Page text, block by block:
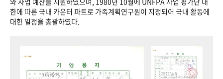
한에 따른 국내 카운터 파트로 가족계획연구원이 지정되어 국내 활동에
대한 일정을 총괄하였다.